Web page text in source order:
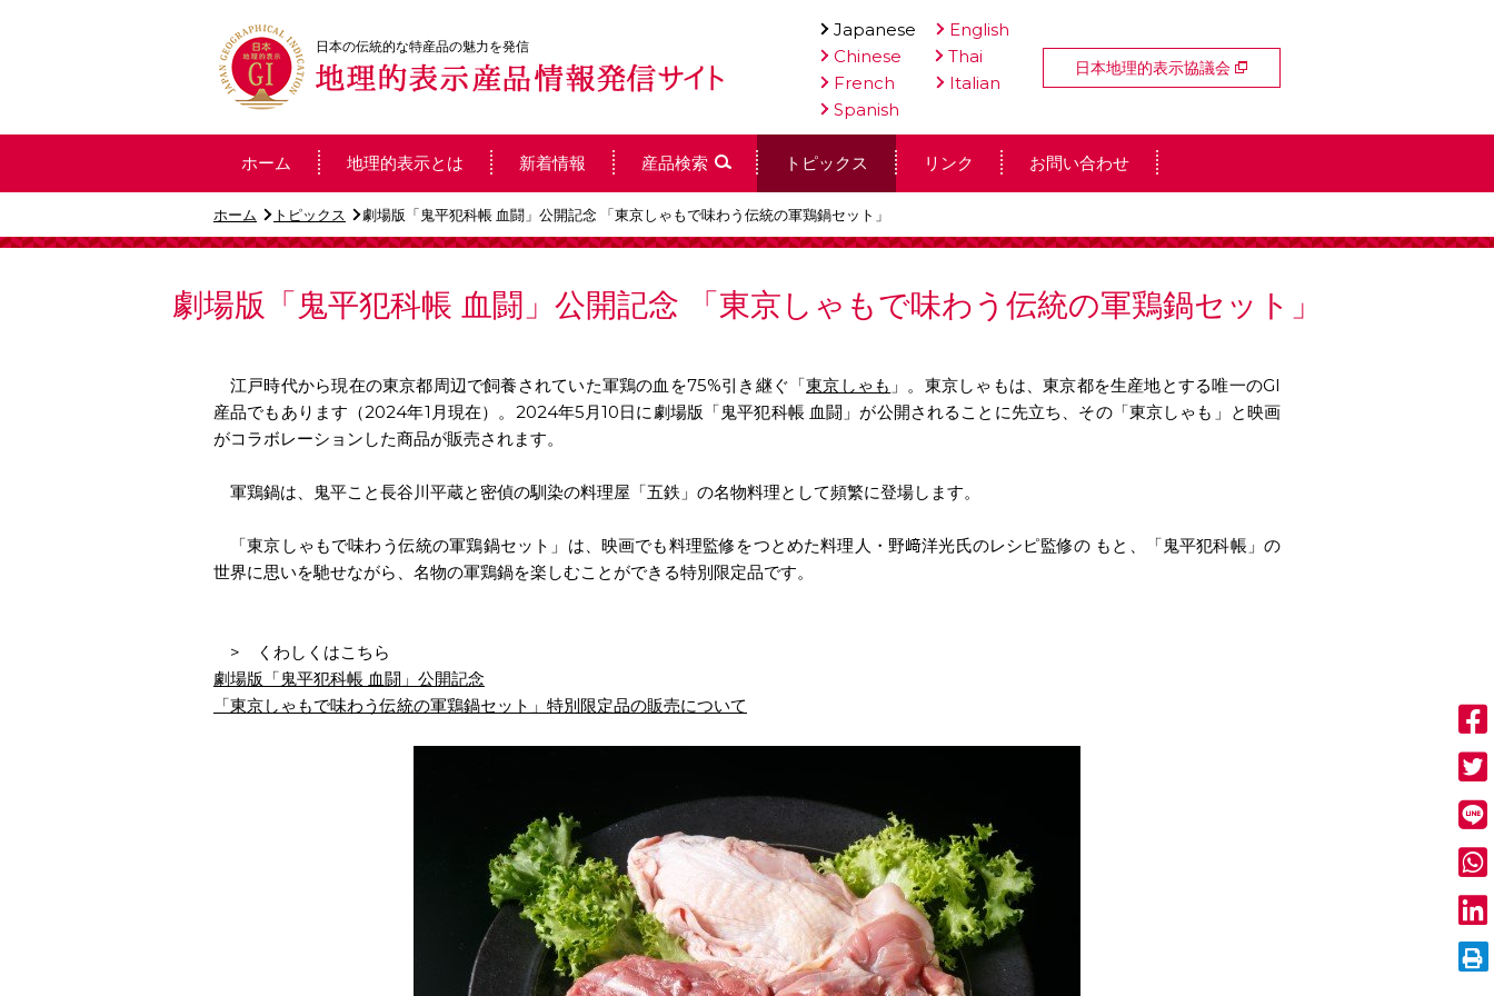
ホーム トピックス 劇場版「鬼平犯科帳 血闘」公開記念 「東京しゃもで味わう伝統の軍鶏鍋セット」
劇場版「鬼平犯科帳 血闘」公開記念 「東京しゃもで味わう伝統の軍鶏鍋セット」
江戸時代から現在の東京都周辺で飼養されていた軍鶏の血を75%引き継ぐ「東京しゃも 」。東京しゃもは、東京都を生産地とする唯一のGI
産品でもあります（2024年1月現在）。 2024年5月10日に劇場版「鬼平犯科帳 血闘」が公開されることに先立ち、その「東京しゃも」と映画
がコラボレーションした商品が販売されます。
軍鶏鍋は、鬼平こと長谷川平蔵と密偵の馴染の料理屋「五鉄」の名物料理として頻繁に登場します。
「東京しゃもで味わう伝統の軍鶏鍋セット」は、映画でも料理監修をつとめた料理人・野﨑洋光氏のレシピ監修の もと、「鬼平犯科帳」の
世界に思いを馳せながら、名物の軍鶏鍋を楽しむことができる特別限定品です。
> くわしくはこちら
劇場版「鬼平犯科帳 血闘」公開記念
「東京しゃもで味わう伝統の軍鶏鍋セット」特別限定品の販売について
日本の伝統的な特産品の魅力を発信
日本地理的表示協議会
Japanese
English
Chinese
Thai
French
Italian
Spanish
ホーム 地理的表示とは 新着情報 産品検索 トピックス リンク お問い合わせ